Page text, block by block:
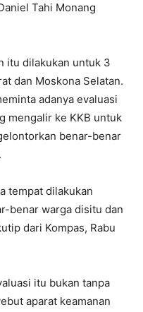
Tahi Monang
itu dilakukan untuk 3
dan Moskona Selatan.
adanya evaluasi
mengalir ke KKB untuk
benar-benar
tempat dilakukan
benar warga disitu dan
dari Kompas, Rabu
itu bukan tanpa
aparat keamanan